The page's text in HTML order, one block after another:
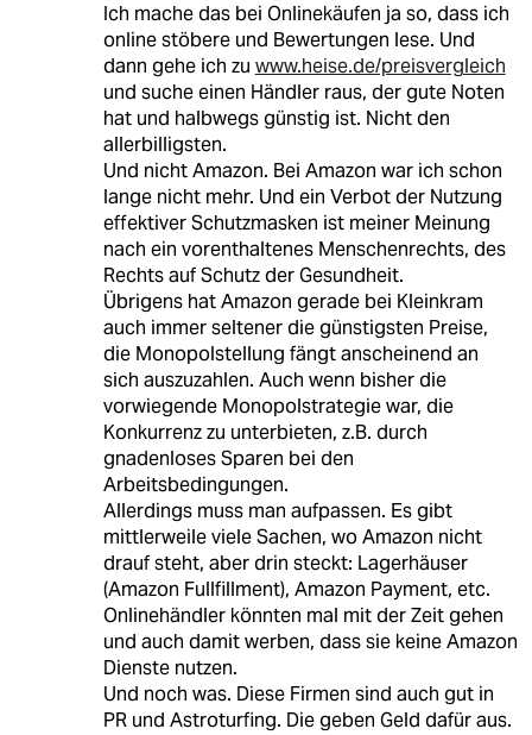
Ich mache das bei Onlinekäufen ja so, dass ich
online stöbere und Bewertungen lese. Und
dann gehe ich zu www.heise.de/preisvergleich
und suche einen Händler raus, der gute Noten
hat und halbwegs günstig ist. Nicht den
allerbilligsten.
Und nicht Amazon. Bei Amazon war ich schon
lange nicht mehr. Und ein Verbot der Nutzung
effektiver Schutzmasken ist meiner Meinung
nach ein vorenthaltenes Menschenrechts, des
Rechts auf Schutz der Gesundheit.
Übrigens hat Amazon gerade bei Kleinkram
auch immer seltener die günstigsten Preise,
die Monopolstellung fängt anscheinend an
sich auszuzahlen. Auch wenn bisher die
vorwiegende Monopolstrategie war, die
Konkurrenz zu unterbieten, z.B. durch
gnadenloses Sparen bei den
Arbeitsbedingungen.
Allerdings muss man aufpassen. Es gibt
mittlerweile viele Sachen, wo Amazon nicht
drauf steht, aber drin steckt: Lagerhäuser
(Amazon Fullfillment), Amazon Payment, etc.
Onlinehändler könnten mal mit der Zeit gehen
und auch damit werben, dass sie keine Amazon
Dienste nutzen.
Und noch was. Diese Firmen sind auch gut in
PR und Astroturfing. Die geben Geld dafür aus.